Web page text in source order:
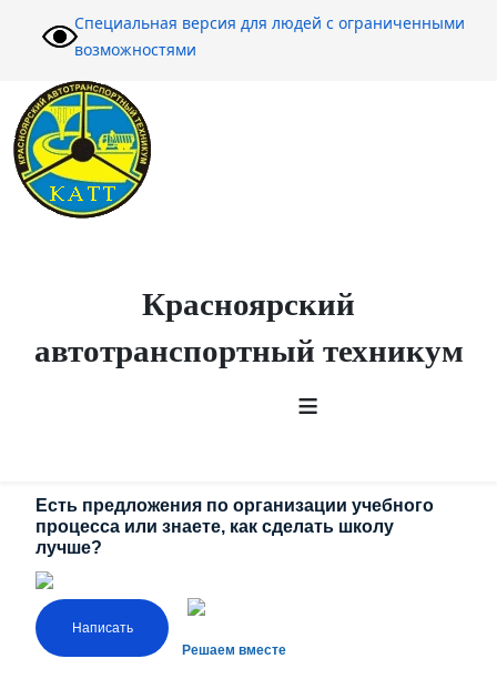
Специальная версия для людей с ограниченными
возможностями
Красноярский
автотранспортный техникум
≡
Есть предложения по организации учебного
процесса или знаете, как сделать школу
лучше?
Написать
Решаем вместе